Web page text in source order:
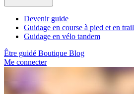
Devenir guide
Guidage en course à pied et en trail
Guidage en vélo tandem
Être guidé Boutique Blog
Me connecter